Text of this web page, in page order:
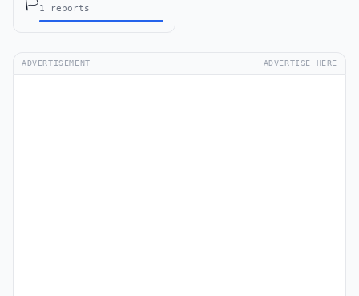
🏳️1 reports
ADVERTISEMENT ADVERTISE HERE